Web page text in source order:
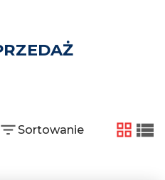
Sortowanie
tabela